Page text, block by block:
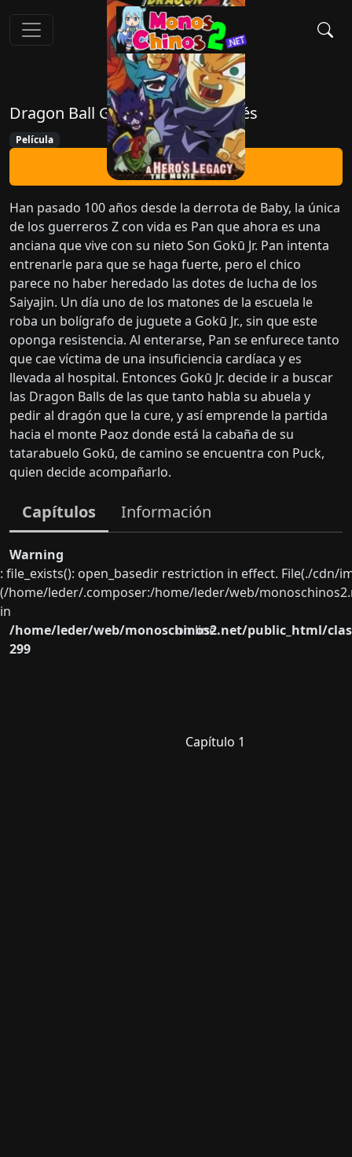
Dragon Ball GT 100 Años Después
Película
Ver Ahora
Han pasado 100 años desde la derrota de Baby, la única
de los guerreros Z con vida es Pan que ahora es una
anciana que vive con su nieto Son Gokū Jr. Pan intenta
entrenarle para que se haga fuerte, pero el chico
parece no haber heredado las dotes de lucha de los
Saiyajin. Un día uno de los matones de la escuela le
roba un bolígrafo de juguete a Gokū Jr., sin que este
oponga resistencia. Al enterarse, Pan se enfurece tanto
que cae víctima de una insuficiencia cardíaca y es
llevada al hospital. Entonces Gokū Jr. decide ir a buscar
las Dragon Balls de las que tanto habla su abuela y
pedir al dragón que la cure, y así emprende la partida
hacia el monte Paoz donde está la cabaña de su
tatarabuelo Gokū, de camino se encuentra con Puck,
quien decide acompañarlo.
Capítulos Información
Warning
: file_exists(): open_basedir restriction in effect. File(./
(/home/leder/.composer:/home/leder/web/
in
/home/leder/web/monoschinos2.net/public_html/
on line
299
Capítulo 1